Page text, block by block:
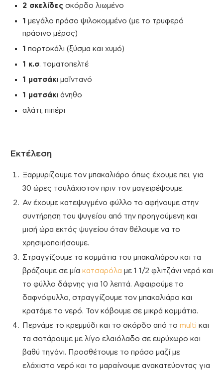
2 σκελίδες σκόρδο λιωμένο
1 μεγάλο πράσο ψιλοκομμένο (με το τρυφερό
πράσινο μέρος)
1 πορτοκάλι (ξύσμα και χυμό)
1 κ.σ. τοματοπελτέ
1 ματσάκι μαϊντανό
1 ματσάκι άνηθο
αλάτι, πιπέρι
Εκτέλεση
Ξαρμυρίζουμε τον μπακαλιάρο όπως έχουμε πει, για
30 ώρες τουλάχιστον πριν τον μαγειρέψουμε.
Αν έχουμε κατεψυγμένο φύλλο το αφήνουμε στην
συντήρηση του ψυγείου από την προηγούμενη και
μισή ώρα εκτός ψυγείου όταν θέλουμε να το
χρησιμοποιήσουμε.
Στραγγίζουμε τα κομμάτια του μπακαλιάρου και τα
βράζουμε σε μία κατσαρόλα με 1 1/2 φλιτζάνι νερό και
το φύλλο δάφνης για 10 λεπτά. Αφαιρούμε το
δαφνόφυλλο, στραγγίζουμε τον μπακαλιάρο και
κρατάμε το νερό. Τον κόβουμε σε μικρά κομμάτια.
Περνάμε το κρεμμύδι και το σκόρδο από το multi και
τα σοτάρουμε με λίγο ελαιόλαδο σε ευρύχωρο και
βαθύ τηγάνι. Προσθέτουμε το πράσο μαζί με
ελάχιστο νερό και το μαραίνουμε ανακατεύοντας για